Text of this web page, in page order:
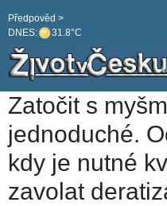
DNES: 31.8°C
Předpověd >
Zatočit s
jednoduché.
kdy je nutné
zavolat